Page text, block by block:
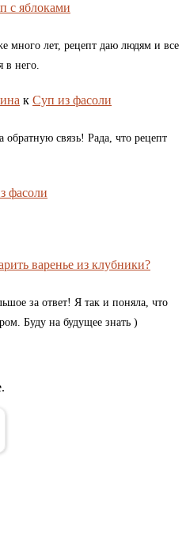
с яблоками
много лет, рецепт даю людям и все
в него.
к Суп из фасоли
обратную связь! Рада, что рецепт
фасоли
варенье из клубники?
за ответ! Я так и поняла, что
Буду на будущее знать )